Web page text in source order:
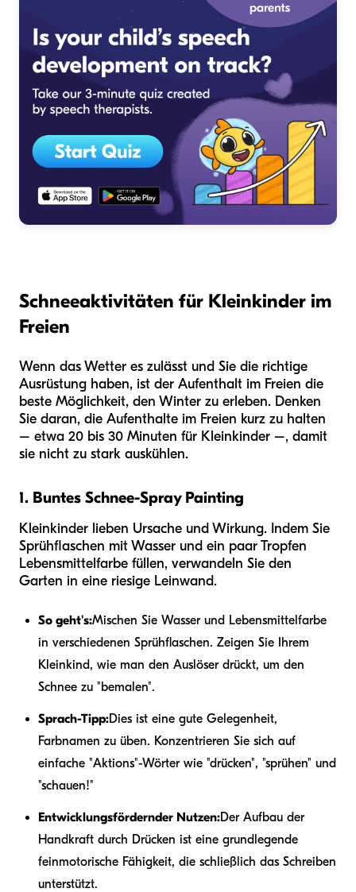
Schneeaktivitäten für Kleinkinder im
Freien
Wenn das Wetter es zulässt und Sie die richtige
Ausrüstung haben, ist der Aufenthalt im Freien die
beste Möglichkeit, den Winter zu erleben. Denken
Sie daran, die Aufenthalte im Freien kurz zu halten
– etwa 20 bis 30 Minuten für Kleinkinder –, damit
sie nicht zu stark auskühlen.
1. Buntes Schnee-Spray Painting
Kleinkinder lieben Ursache und Wirkung. Indem Sie
Sprühflaschen mit Wasser und ein paar Tropfen
Lebensmittelfarbe füllen, verwandeln Sie den
Garten in eine riesige Leinwand.
So geht's:Mischen Sie Wasser und Lebensmittelfarbe
in verschiedenen Sprühflaschen. Zeigen Sie Ihrem
Kleinkind, wie man den Auslöser drückt, um den
Schnee zu "bemalen".
Sprach-Tipp:Dies ist eine gute Gelegenheit,
Farbnamen zu üben. Konzentrieren Sie sich auf
einfache "Aktions"-Wörter wie "drücken", "sprühen" und
"schauen!"
Entwicklungsfördernder Nutzen:Der Aufbau der
Handkraft durch Drücken ist eine grundlegende
feinmotorische Fähigkeit, die schließlich das Schreiben
unterstützt.